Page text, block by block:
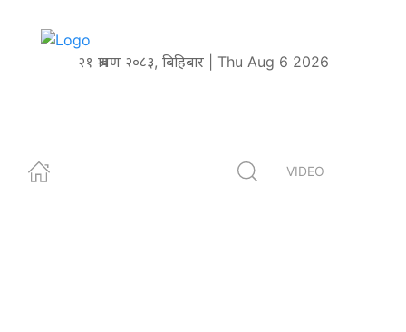
२१ श्रावण २०८३, बिहिबार | Thu Aug 6 2026
VIDEO